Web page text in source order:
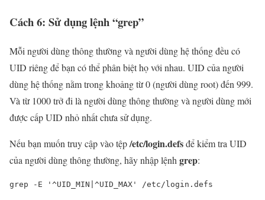
Cách 6: Sử dụng lệnh “grep”
Mỗi người dùng thông thường và người dùng hệ thống đều có
UID riêng để bạn có thể phân biệt họ với nhau. UID của người
dùng hệ thống nằm trong khoảng từ 0 (người dùng root) đến 999.
Và từ 1000 trở đi là người dùng thông thường và người dùng mới
được cấp UID nhỏ nhất chưa sử dụng.
Nếu bạn muốn truy cập vào tệp/etc/login.defsđể kiểm tra UID
của người dùng thông thường, hãy nhập lệnh grep:
grep -E '^UID_MIN|^UID_MAX' /etc/login.defs